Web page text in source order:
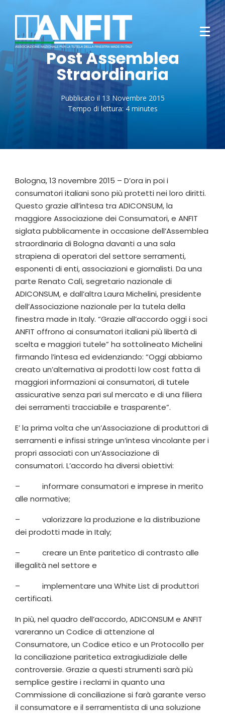
Post Assemblea
Straordinaria
Pubblicato il 13 Novembre 2015
Tempo di lettura: 4 minutes
Bologna, 13 novembre 2015 – D’ora in poi i
consumatori italiani sono più protetti nei loro diritti.
Questo grazie all’intesa tra ADICONSUM, la
maggiore Associazione dei Consumatori, e ANFIT
siglata pubblicamente in occasione dell’Assemblea
straordinaria di Bologna davanti a una sala
strapiena di operatori del settore serramenti,
esponenti di enti, associazioni e giornalisti. Da una
parte Renato Calì, segretario nazionale di
ADICONSUM, e dall’altra Laura Michelini, presidente
dell’Associazione nazionale per la tutela della
finestra made in Italy. “Grazie all’accordo oggi i soci
ANFIT offrono ai consumatori italiani più libertà di
scelta e maggiori tutele” ha sottolineato Michelini
firmando l’intesa ed evidenziando: “Oggi abbiamo
creato un’alternativa ai prodotti low cost fatta di
maggiori informazioni ai consumatori, di tutele
assicurative senza pari sul mercato e di una filiera
dei serramenti tracciabile e trasparente”.
E’ la prima volta che un’Associazione di produttori di
serramenti e infissi stringe un’intesa vincolante per i
propri associati con un’Associazione di
consumatori. L’accordo ha diversi obiettivi:
– informare consumatori e imprese in merito
alle normative;
– valorizzare la produzione e la distribuzione
dei prodotti made in Italy;
– creare un Ente paritetico di contrasto alle
illegalità nel settore e
– implementare una White List di produttori
certificati.
In più, nel quadro dell’accordo, ADICONSUM e ANFIT
vareranno un Codice di attenzione al
Consumatore, un Codice etico e un Protocollo per
la conciliazione paritetica extragiudiziale delle
controversie. Grazie a questi strumenti sarà più
semplice gestire i reclami in quanto una
Commissione di conciliazione si farà garante verso
il consumatore e il serramentista di una soluzione